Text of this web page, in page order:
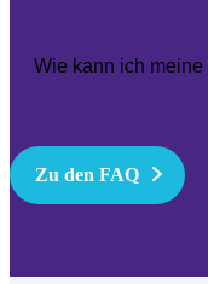
Wie kann ich
Zu den FAQ